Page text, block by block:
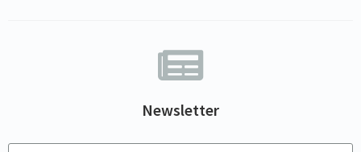
Newsletter